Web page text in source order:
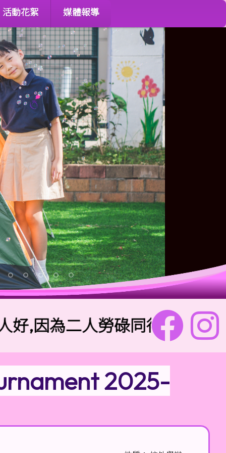
活動花絮 媒體報導
,因為二人勞碌同得美好的果
2025-